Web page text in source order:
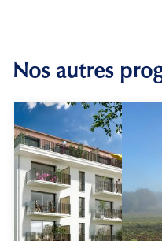
Nos autres